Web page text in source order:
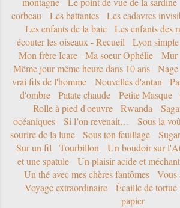
corbeau
Les battantes Les cadavres
Les enfants de la baie
Les enfants des
écouter les oiseaux - Recueil
Lyon
Mon frère Icare - Ma soeur Ophélie
Mur
Même jour même heure dans 10 ans
vrai fils de l'homme
Nouvelles d'antan
d'ombre
Patate chaude Petite Masque
Rolle à pied d'oeuvre
Rwanda
océaniques
Si l’on revenait… Sous la
sourire de la lune
Sous ton feuillage
Sur un fil
Tourbillon Un boudoir sur
et une spatule
Un plaisir acide et méchant
Un thé avec mes chères fantômes
Vous
Voyage extraordinaire
Écaille de tortue
papier